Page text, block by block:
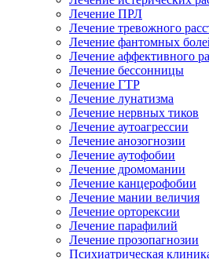
Лечение ПРЛ
Лечение тревожного
Лечение фантомных
Лечение аффективного
Лечение бессонницы
Лечение ГТР
Лечение лунатизма
Лечение нервных тиков
Лечение аутоагрессии
Лечение анозогнозии
Лечение аутофобии
Лечение дромомании
Лечение канцерофобии
Лечение мании величия
Лечение орторексии
Лечение парафилий
Лечение прозопагнозии
Психиатрическая